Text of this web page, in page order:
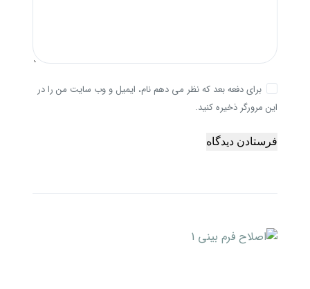
برای دفعه بعد که نظر می دهم نام، ایمیل و وب سایت من را در
این مرورگر ذخیره کنید.
فرستادن دیدگاه